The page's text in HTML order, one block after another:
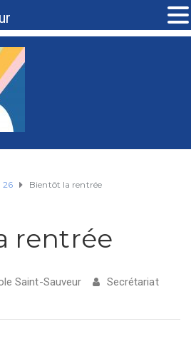
26 Bientôt la rentrée
rentrée
Saint-Sauveur
Secrétariat